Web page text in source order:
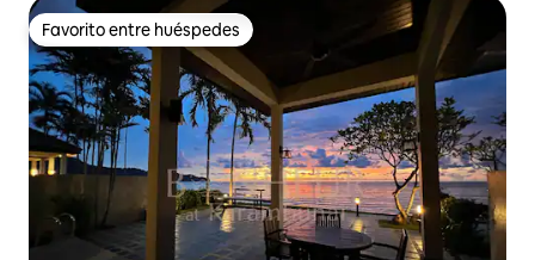
Favorito entre huéspedes
Favorito entre huéspedes